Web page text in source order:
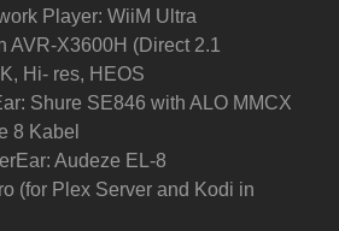
Player: WiiM Ultra
AVR-X3600H (Direct 2.1
Hi- res, HEOS
Shure SE846 with ALO MMCX
8 Kabel
Audeze EL-8
(for Plex Server and Kodi in